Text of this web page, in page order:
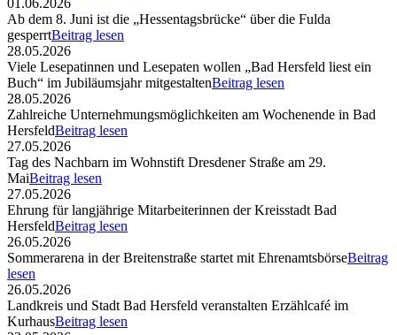
01.06.2026
Ab dem 8. Juni ist die „Hessentagsbrücke“ über die Fulda
gesperrtBeitrag lesen
28.05.2026
Viele Lesepatinnen und Lesepaten wollen „Bad Hersfeld liest ein
Buch“ im Jubiläumsjahr mitgestaltenBeitrag lesen
28.05.2026
Zahlreiche Unternehmungsmöglichkeiten am Wochenende in Bad
HersfeldBeitrag lesen
27.05.2026
Tag des Nachbarn im Wohnstift Dresdener Straße am 29.
MaiBeitrag lesen
27.05.2026
Ehrung für langjährige Mitarbeiterinnen der Kreisstadt Bad
HersfeldBeitrag lesen
26.05.2026
Sommerarena in der Breitenstraße startet mit EhrenamtsbörseBeitrag
lesen
26.05.2026
Landkreis und Stadt Bad Hersfeld veranstalten Erzählcafé im
KurhausBeitrag lesen